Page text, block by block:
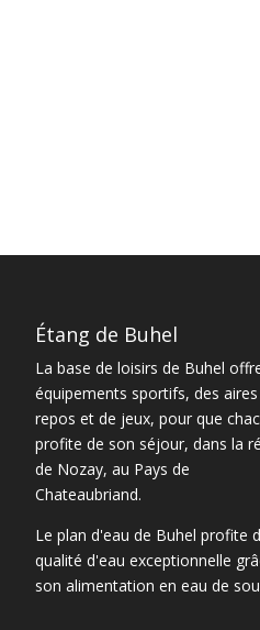
Étang de Buhel
La base de loisirs de Buhel
équipements sportifs, des
repos et de jeux, pour que
profite de son séjour, dans la
de Nozay, au Pays de
Chateaubriand.
Le plan d'eau de Buhel profite
qualité d'eau exceptionnelle
son alimentation en eau de